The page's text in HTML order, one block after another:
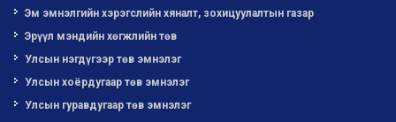
Эм эмнэлгийн хэрэгслийн хяналт, зохицуулалтын газар
Эрүүл мэндийн хөгжлийн төв
Улсын нэгдүгээр төв эмнэлэг
Улсын хоёрдугаар төв эмнэлэг
Улсын гуравдугаар төв эмнэлэг